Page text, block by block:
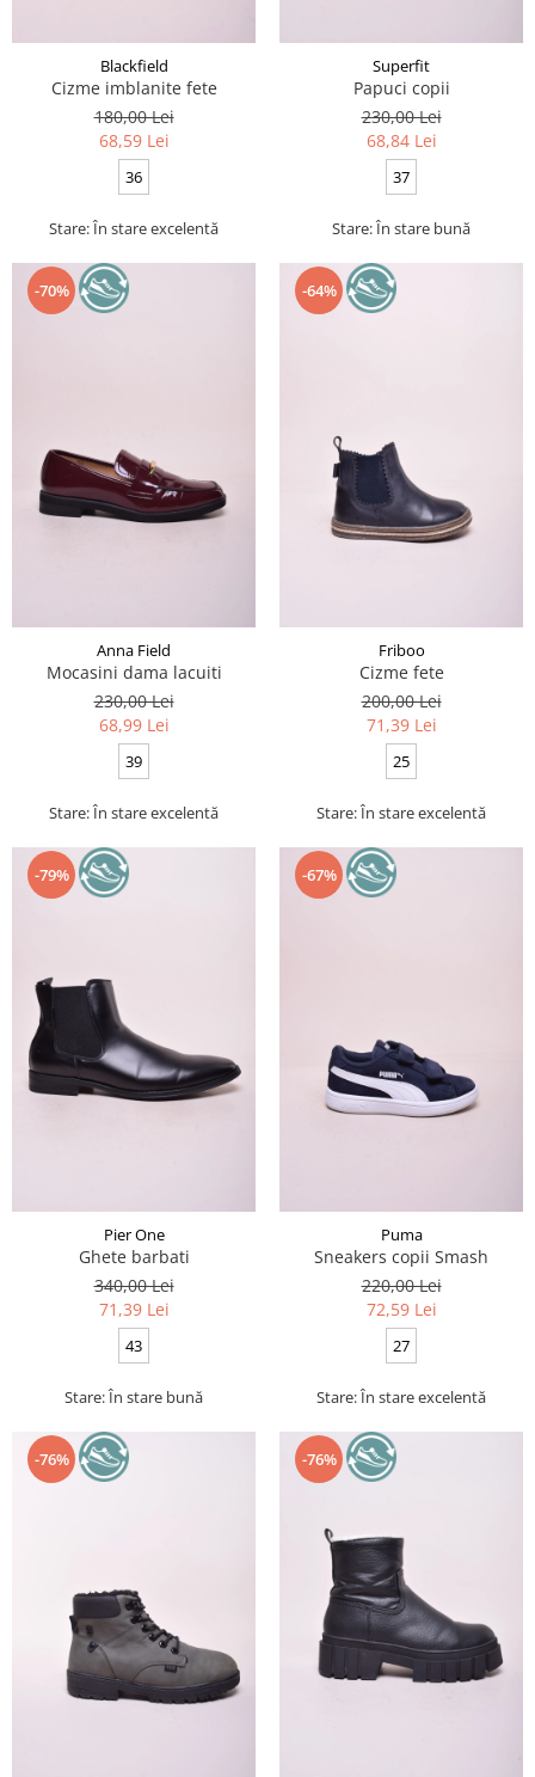
Blackfield
Cizme imblanite fete
180,00 Lei
68,59 Lei
36
Stare: În stare excelentă
Superfit
Papuci copii
230,00 Lei
68,84 Lei
37
Stare: În stare bună
-70%
Anna Field
Mocasini dama lacuiti
230,00 Lei
68,99 Lei
39
Stare: În stare excelentă
-64%
Friboo
Cizme fete
200,00 Lei
71,39 Lei
25
Stare: În stare excelentă
-79%
Pier One
Ghete barbati
340,00 Lei
71,39 Lei
43
Stare: În stare bună
-67%
Puma
Sneakers copii Smash
220,00 Lei
72,59 Lei
27
Stare: În stare excelentă
-76% -76%